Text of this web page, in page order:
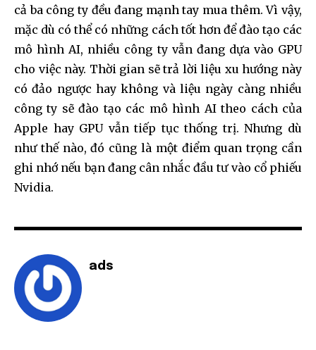
cả ba công ty đều đang mạnh tay mua thêm. Vì vậy,
mặc dù có thể có những cách tốt hơn để đào tạo các
mô hình AI, nhiều công ty vẫn đang dựa vào GPU
cho việc này. Thời gian sẽ trả lời liệu xu hướng này
có đảo ngược hay không và liệu ngày càng nhiều
công ty sẽ đào tạo các mô hình AI theo cách của
Apple hay GPU vẫn tiếp tục thống trị. Nhưng dù
như thế nào, đó cũng là một điểm quan trọng cần
ghi nhớ nếu bạn đang cân nhắc đầu tư vào cổ phiếu
Nvidia.
ads